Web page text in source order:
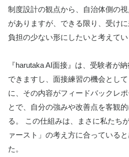
制度設計の観点から、自治体側の
がありますが、できる限り、受け
負担の少ない形にしたいと考えてい
『harutaka AI面接』は、受験者が
できますし、面接練習の機会とし
に、その内容がフィードバックレ
とで、自分の強みや改善点を客観
る。 この仕組みは、まさに私たち
ァースト」の考え方に合っている
た。